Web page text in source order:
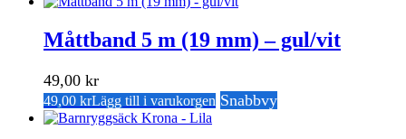
Måttband 5 m (19 mm) – gul/vit
49,00 kr
49,00 krLägg till i varukorgen Snabbvy